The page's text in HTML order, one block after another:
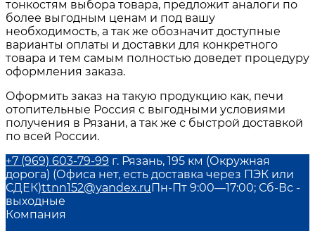
тонкостям выбора товара, предложит аналоги по
более выгодным ценам и под вашу
необходимость, а так же обозначит доступные
варианты оплаты и доставки для конкретного
товара и тем самым полностью доведет процедуру
оформления заказа.
Оформить заказ на такую продукцию как, печи
отопительные Россия с выгодными условиями
получения в Рязани, а так же с быстрой доставкой
по всей России.
+7 (969) 603-79-99 г. Рязань, 195 км (Окружная
дорога) (Офиса нет, есть доставка через ПЭК или
СДЕК)ttnn152@yandex.ruПн-Пт 9:00—17:00; Сб-Вс -
выходные
Компания